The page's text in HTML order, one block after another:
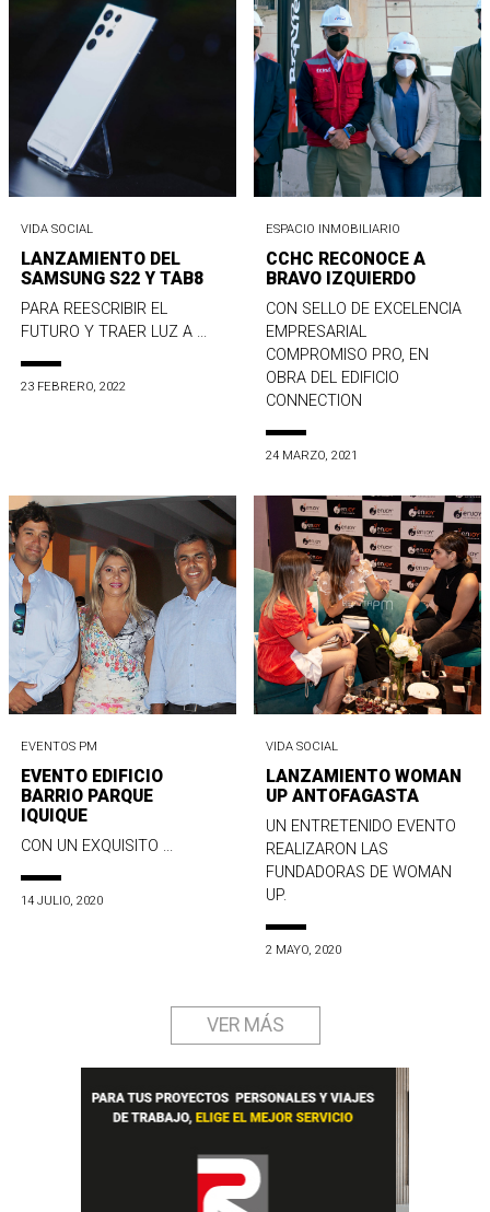
VIDA SOCIAL
LANZAMIENTO DEL
SAMSUNG S22 Y TAB8
PARA REESCRIBIR EL
FUTURO Y TRAER LUZ A ...
23 FEBRERO, 2022
ESPACIO INMOBILIARIO
CCHC RECONOCE A
BRAVO IZQUIERDO
CON SELLO DE EXCELENCIA
EMPRESARIAL
COMPROMISO PRO, EN
OBRA DEL EDIFICIO
CONNECTION
24 MARZO, 2021
EVENTOS PM
EVENTO EDIFICIO
BARRIO PARQUE
IQUIQUE
CON UN EXQUISITO ...
14 JULIO, 2020
VIDA SOCIAL
LANZAMIENTO WOMAN
UP ANTOFAGASTA
UN ENTRETENIDO EVENTO
REALIZARON LAS
FUNDADORAS DE WOMAN
UP.
2 MAYO, 2020
VER MÁS